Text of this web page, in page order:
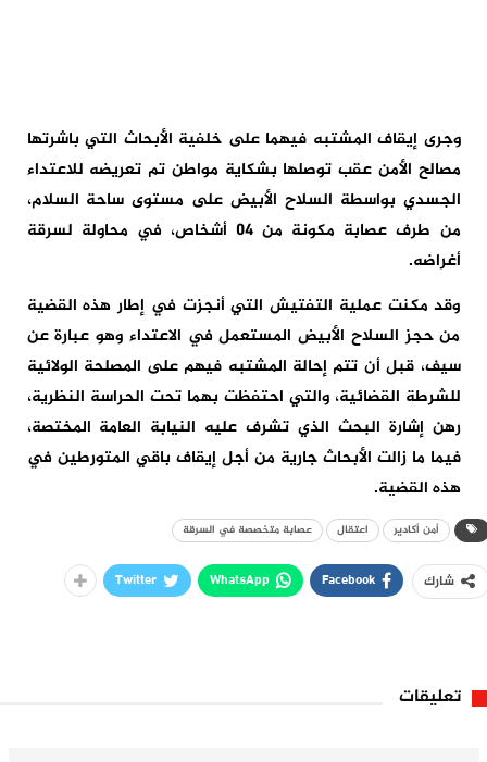
وجرى إيقاف المشتبه فيهما على خلفية الأبحاث التي باشرتها
مصالح الأمن عقب توصلها بشكاية مواطن تم تعريضه للاعتداء
الجسدي بواسطة السلاح الأبيض على مستوى ساحة السلام،
من طرف عصابة مكونة من 04 أشخاص، في محاولة لسرقة
أغراضه.
وقد مكنت عملية التفتيش التي أنجزت في إطار هذه القضية
من حجز السلاح الأبيض المستعمل في الاعتداء وهو عبارة عن
سيف، قبل أن تتم إحالة المشتبه فيهم على المصلحة الولائية
للشرطة القضائية، والتي احتفظت بهما تحت الحراسة النظرية،
رهن إشارة البحث الذي تشرف عليه النيابة العامة المختصة،
فيما ما زالت الأبحاث جارية من أجل إيقاف باقي المتورطين في
هذه القضية.
أمن أكادير اعتقال عصابة متخصصة في السرقة
شارك Facebook
WhatsApp
Twitter
تعليقات